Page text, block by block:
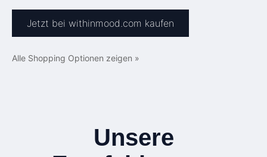
Jetzt bei withinmood.com kaufen
Alle Shopping Optionen zeigen »
Unsere